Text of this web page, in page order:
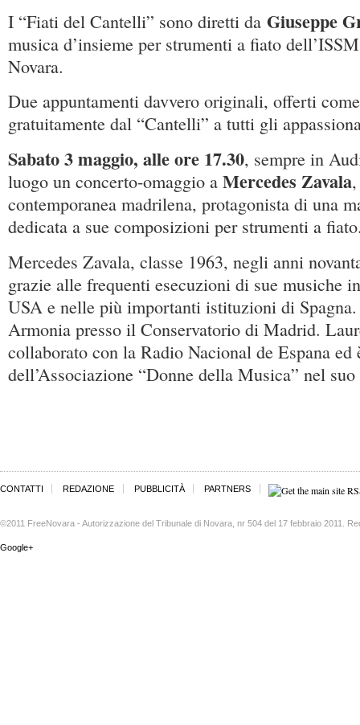
I “Fiati del Cantelli” sono diretti da Giuseppe
musica d’insieme per strumenti a fiato
Novara.
Due appuntamenti davvero originali, offerti
gratuitamente dal “Cantelli” a tutti gli
Sabato 3 maggio, alle ore 17.30, sempre in
luogo un concerto-omaggio a Mercedes Zavala
contemporanea madrilena, protagonista di una
dedicata a sue composizioni per strumenti a
Mercedes Zavala, classe 1963, negli anni
grazie alle frequenti esecuzioni di sue musiche
USA e nelle più importanti istituzioni di
Armonia presso il Conservatorio di Madrid.
collaborato con la Radio Nacional de Espana ed
dell’Associazione “Donne della Musica” nel suo
CONTATTI REDAZIONE PUBBLICITÀ PARTNERS
©2011 FreeNovara - Autorizzazione del Tribunale di Novara, nr 504 del 17 febbraio 2011.
Google+